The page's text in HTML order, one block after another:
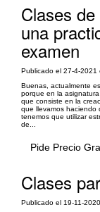
Clases
una
examen
Publicado el 27-4-2021
Buenas, actualmente
porque en la
que consiste en la
que llevamos haciendo
tenemos que utilizar
de...
Pide Precio
Clases
Publicado el 19-11-